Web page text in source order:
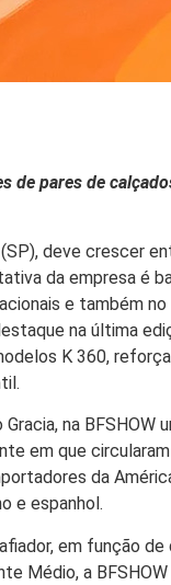
de pares de
deve crescer
da empresa é
e também no
na última
K 360,
na
em que
da
e espanhol.
em função
Médio, a